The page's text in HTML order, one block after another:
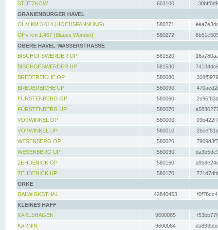
STÜTZKOW
603100
ORANIENBURGER HAVEL
OHV KM 3.014 (HOCHSPANNUNG)
580271
OHv km 1.467 (Blaues Wunder)
580272
OBERE HAVEL-WASSERSTRASSE
BISCHOFSWERDER OP
581520
BISCHOFSWERDER UP
581530
BREDEREICHE OP
580080
BREDEREICHE UP
580090
FÜRSTENBERG OP
580060
FÜRSTENBERG UP
580070
VOßWINKEL OP
580000
VOßWINKEL UP
580010
WESENBERG OP
580020
WESENBERG UP
580030
ZEHDENICK OP
580160
ZEHDENICK UP
580170
ORKE
DALWIGKSTHAL
42840453
KLEINES HAFF
KARLSHAGEN
9690085
KARNIN
9690084